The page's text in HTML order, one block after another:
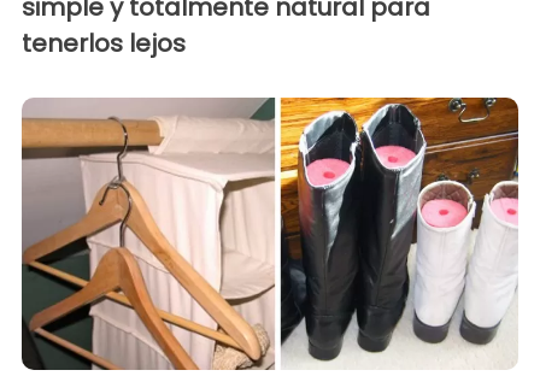
simple y totalmente natural para
tenerlos lejos